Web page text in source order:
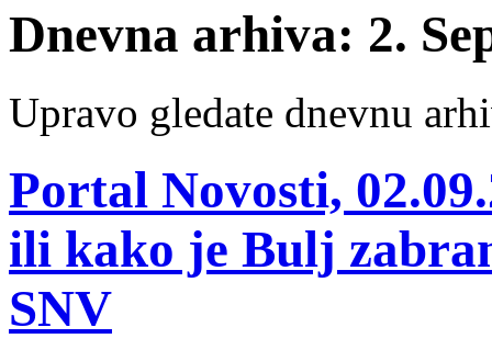
Dnevna arhiva: 2.
Upravo gledate dnevnu
Portal Novosti,
ili kako je Bulj
SNV